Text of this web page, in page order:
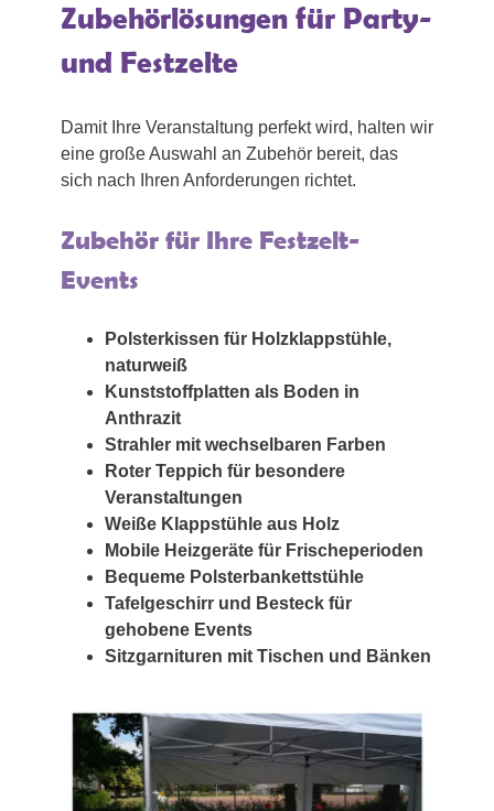
Zubehörlösungen für Party-
und Festzelte
Damit Ihre Veranstaltung perfekt wird, halten wir
eine große Auswahl an Zubehör bereit, das
sich nach Ihren Anforderungen richtet.
Zubehör für Ihre Festzelt-
Events
Polsterkissen für Holzklappstühle,
naturweiß
Kunststoffplatten als Boden in
Anthrazit
Strahler mit wechselbaren Farben
Roter Teppich für besondere
Veranstaltungen
Weiße Klappstühle aus Holz
Mobile Heizgeräte für Frischeperioden
Bequeme Polsterbankettstühle
Tafelgeschirr und Besteck für
gehobene Events
Sitzgarnituren mit Tischen und Bänken